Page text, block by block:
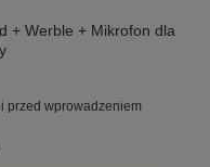
+ Werble + Mikrofon dla
przed wprowadzeniem